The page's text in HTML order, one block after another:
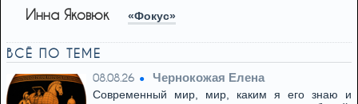
Инна Яковюк «Фокус»
ВСЁ ПО ТЕМЕ
08.08.26 Чернокожая Елена
Современный мир, мир, каким я его знаю и